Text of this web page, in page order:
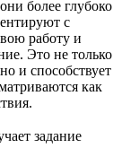
более глубоко
с
работу и
Это не только
и способствует
как
задание